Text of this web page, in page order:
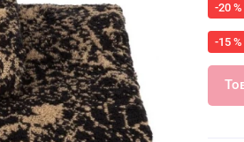
-20 %
-15 %